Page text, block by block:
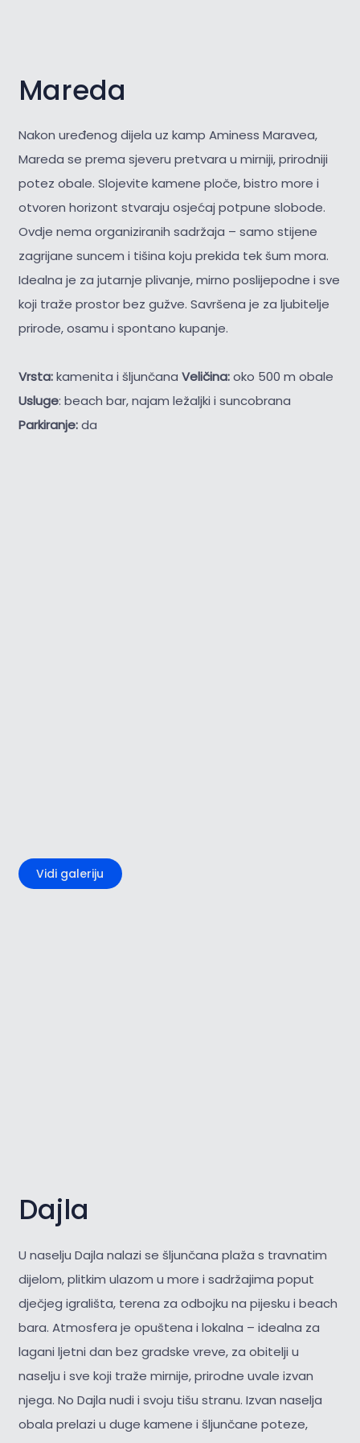
Mareda
Nakon uređenog dijela uz kamp Aminess Maravea,
Mareda se prema sjeveru pretvara u mirniji, prirodniji
potez obale. Slojevite kamene ploče, bistro more i
otvoren horizont stvaraju osjećaj potpune slobode.
Ovdje nema organiziranih sadržaja – samo stijene
zagrijane suncem i tišina koju prekida tek šum mora.
Idealna je za jutarnje plivanje, mirno poslijepodne i sve
koji traže prostor bez gužve. Savršena je za ljubitelje
prirode, osamu i spontano kupanje.
Vrsta:kamenita i šljunčana Veličina:oko 500 m obale
Usluge: beach bar, najam ležaljki i suncobrana
Parkiranje:da
Vidi galeriju
Dajla
U naselju Dajla nalazi se šljunčana plaža s travnatim
dijelom, plitkim ulazom u more i sadržajima poput
dječjeg igrališta, terena za odbojku na pijesku i beach
bara. Atmosfera je opuštena i lokalna – idealna za
lagani ljetni dan bez gradske vreve, za obitelji u
naselju i sve koji traže mirnije, prirodne uvale izvan
njega. No Dajla nudi i svoju tišu stranu. Izvan naselja
obala prelazi u duge kamene i šljunčane poteze,